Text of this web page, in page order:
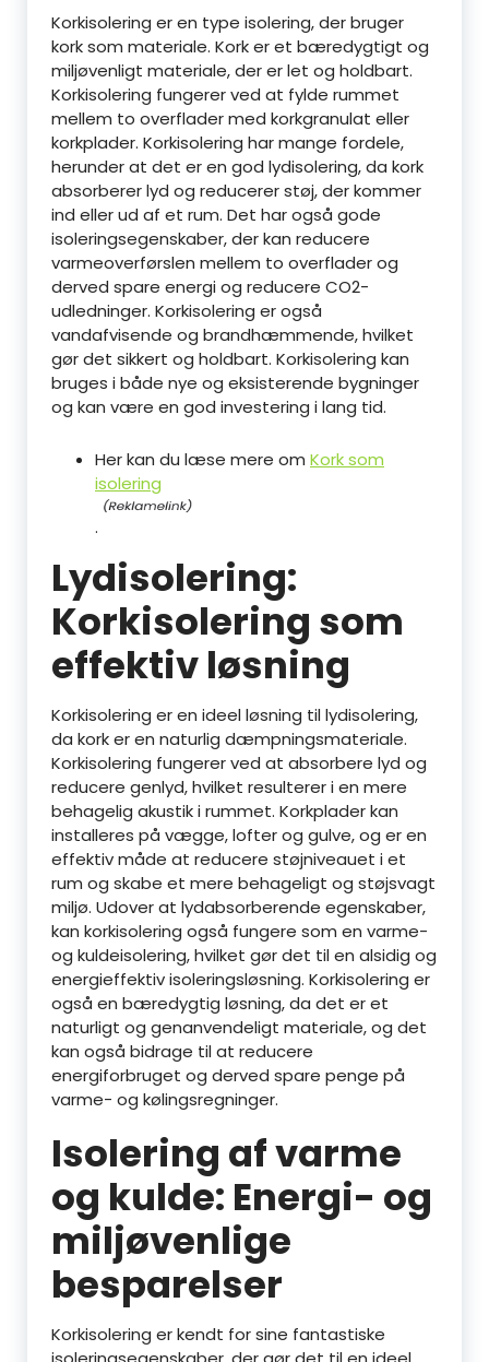
Korkisolering er en type isolering, der bruger
kork som materiale. Kork er et bæredygtigt og
miljøvenligt materiale, der er let og holdbart.
Korkisolering fungerer ved at fylde rummet
mellem to overflader med korkgranulat eller
korkplader. Korkisolering har mange fordele,
herunder at det er en god lydisolering, da kork
absorberer lyd og reducerer støj, der kommer
ind eller ud af et rum. Det har også gode
isoleringsegenskaber, der kan reducere
varmeoverførslen mellem to overflader og
derved spare energi og reducere CO2-
udledninger. Korkisolering er også
vandafvisende og brandhæmmende, hvilket
gør det sikkert og holdbart. Korkisolering kan
bruges i både nye og eksisterende bygninger
og kan være en god investering i lang tid.
Her kan du læse mere om Kork som
isolering
.
Lydisolering:
Korkisolering som
effektiv løsning
Korkisolering er en ideel løsning til lydisolering,
da kork er en naturlig dæmpningsmateriale.
Korkisolering fungerer ved at absorbere lyd og
reducere genlyd, hvilket resulterer i en mere
behagelig akustik i rummet. Korkplader kan
installeres på vægge, lofter og gulve, og er en
effektiv måde at reducere støjniveauet i et
rum og skabe et mere behageligt og støjsvagt
miljø. Udover at lydabsorberende egenskaber,
kan korkisolering også fungere som en varme-
og kuldeisolering, hvilket gør det til en alsidig og
energieffektiv isoleringsløsning. Korkisolering er
også en bæredygtig løsning, da det er et
naturligt og genanvendeligt materiale, og det
kan også bidrage til at reducere
energiforbruget og derved spare penge på
varme- og kølingsregninger.
Isolering af varme
og kulde: Energi- og
miljøvenlige
besparelser
Korkisolering er kendt for sine fantastiske